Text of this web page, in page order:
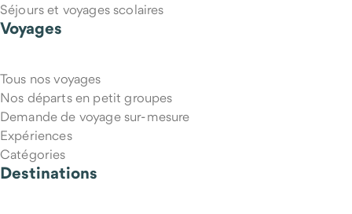
Séjours et voyages scolaires
Voyages
Tous nos voyages
Nos départs en petit groupes
Demande de voyage sur-mesure
Expériences
Catégories
Destinations